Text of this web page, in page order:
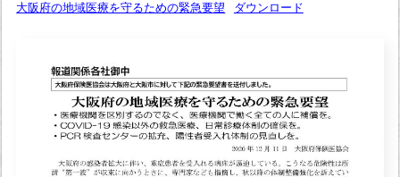
大阪府の地域医療を守るための緊急要望 ダウンロード